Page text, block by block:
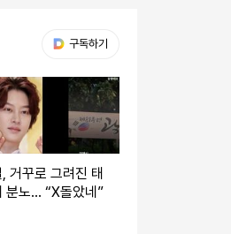
구독하기
거꾸로 그려진 태
분노... “X돌았네”